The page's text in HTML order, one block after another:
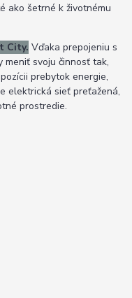
ako šetrné k životnému
City. Vďaka prepojeniu s
svoju činnosť tak,
prebytok energie,
elektrická sieť preťažená,
prostredie.